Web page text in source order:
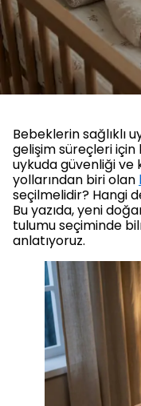
Bebeklerin sağlıklı
gelişim süreçleri
uykuda güvenliği ve
yollarından biri olan
seçilmelidir? Hangi
Bu yazıda, yeni
tulumu seçiminde
anlatıyoruz.